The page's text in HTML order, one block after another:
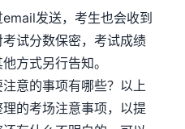
发送，考生也会收到
试分数保密，考试成绩
方式另行告知。
意的事项有哪些？以上
的考场注意事项，以提